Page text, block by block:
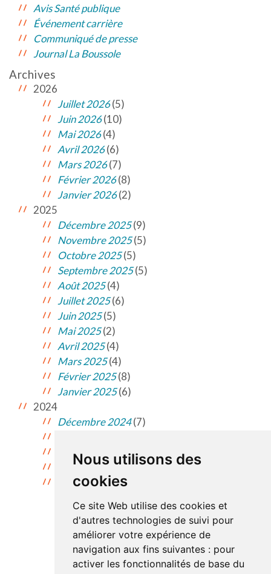
Nous utilisons des
cookies
Ce site Web utilise des cookies et
d'autres technologies de suivi pour
améliorer votre expérience de
navigation aux fins suivantes : pour
activer les fonctionnalités de base du
Avis Santé publique
Événement carrière
Communiqué de presse
Journal La Boussole
Archives
2026
Juillet 2026(5)
Juin 2026(10)
Mai 2026(4)
Avril 2026(6)
Mars 2026(7)
Février 2026(8)
Janvier 2026(2)
2025
Décembre 2025(9)
Novembre 2025(5)
Octobre 2025(5)
Septembre 2025(5)
Août 2025(4)
Juillet 2025(6)
Juin 2025(5)
Mai 2025(2)
Avril 2025(4)
Mars 2025(4)
Février 2025(8)
Janvier 2025(6)
2024
Décembre 2024(7)
Octobre 2024
(10)
Septembre 2024(9)
Août 2024(4)
Consulter les archives
de 2 ans et plus